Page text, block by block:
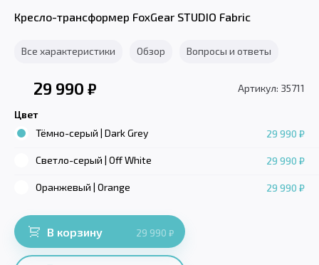
Кресло-трансформер FoxGear STUDIO Fabric
Все характеристики Обзор Вопросы и ответы
29 990 ₽ Артикул: 35711
Цвет
Тёмно-серый | Dark Grey
29 990 ₽
Светло-серый | Off White 29 990 ₽
Оранжевый | Orange 29 990 ₽
В корзину 29 990 ₽